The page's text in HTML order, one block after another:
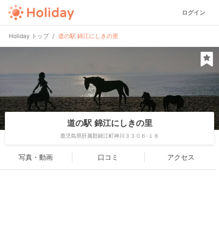
ログイン
Holiday トップ 道の駅 錦江にしきの里
道の駅 錦江にしきの里
鹿児島県肝属郡錦江町神川３３０６-１８
写真・動画 口コミ アクセス